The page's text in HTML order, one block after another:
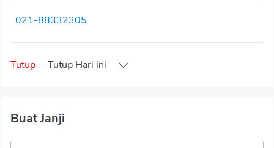
021-88332305
Tutup · Tutup Hari ini
Buat Janji